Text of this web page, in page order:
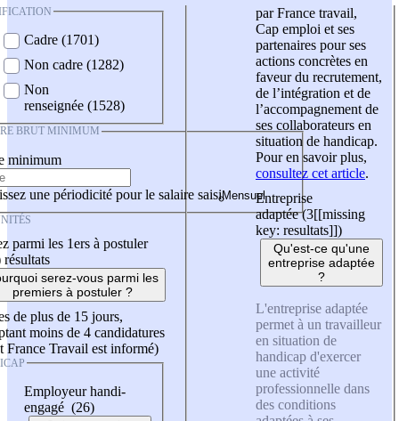
Cadre (1701)
Non cadre (1282)
Non
renseignée (1528)
BRUT MINIMUM
minimum
une périodicité pour le salaire saisi
parmi les 1ers à postuler
résultats
serez-vous parmi les
premiers à postuler ?
de plus de 15 jours,
moins de 4 candidatures
France Travail est informé)
Employeur handi-
engagé (26)
par France travail,
Cap emploi et ses
partenaires pour ses
actions concrètes en
faveur du recrutement,
de l’intégration et de
l’accompagnement de
ses collaborateurs en
situation de handicap.
Pour en savoir plus,
consultez cet article.
Entreprise
adaptée (3[[missing
key: resultats]])
Qu'est-ce qu'une
entreprise adaptée
?
L'entreprise adaptée
permet à un travailleur
en situation de
handicap d'exercer
une activité
professionnelle dans
des conditions